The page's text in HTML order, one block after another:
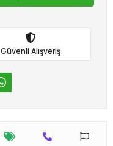
Güvenli Alışveriş